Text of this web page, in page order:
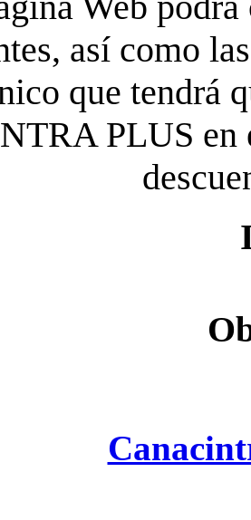
así como
que tendrá
PLUS en